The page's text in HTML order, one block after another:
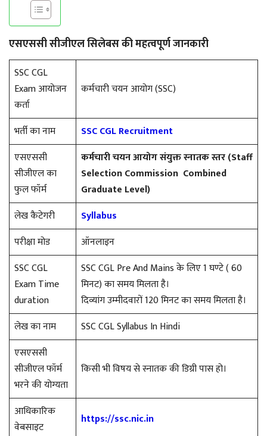
एसएससी सीजीएल सिलेबस की महत्वपूर्ण जानकारी
SSC CGL
Exam आयोजन
कर्ता
कर्मचारी चयन आयोग (SSC)
भर्ती का नाम
SSC CGL Recruitment
एसएससी
सीजीएल का
फुल फॉर्म
कर्मचारी चयन आयोग संयुक्त स्नातक स्तर (Staff
Selection Commission Combined
Graduate Level)
लेख कैटेगरी
Syllabus
परीक्षा मोड
ऑनलाइन
SSC CGL
Exam Time
duration
SSC CGL Pre And Mains के लिए 1 घण्टे ( 60
मिनट) का समय मिलता है।
दिव्यांग उम्मीदवारों 120 मिनट का समय मिलता है।
लेख का नाम
SSC CGL Syllabus In Hindi
एसएससी
सीजीएल फॉर्म
भरने की योग्यता
किसी भी विषय से स्नातक की डिग्री पास हो।
आधिकारिक
वेबसाइट
https://ssc.nic.in